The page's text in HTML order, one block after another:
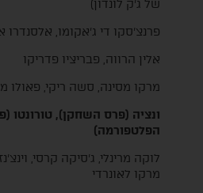
של ג'ק לונדון)
פרנצ'סקו די ג'אקומו,
אלין הרווה, פבריציו פדריקו
מרקו מסינה, סשה ריקי, פאולו
ונציה (פרס השחקן), טורונטו
הפלטפורמה)
לוקה מרינלי, ג'סיקה קרסי,
מרקו לאונרדי